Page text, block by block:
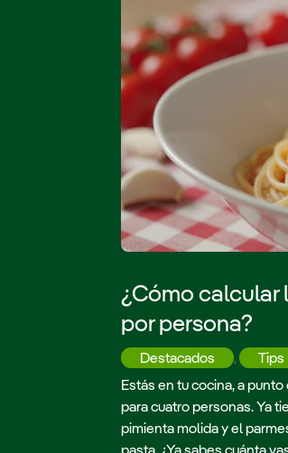
¿Cómo calcular
por persona?
Destacados ,
Tips
Estás en tu cocina, a
para cuatro personas. Ya
pimienta molida y el